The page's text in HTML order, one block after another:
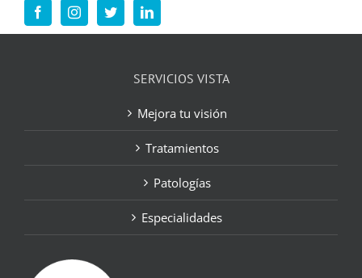
SERVICIOS VISTA
Mejora tu visión
Tratamientos
Patologías
Especialidades